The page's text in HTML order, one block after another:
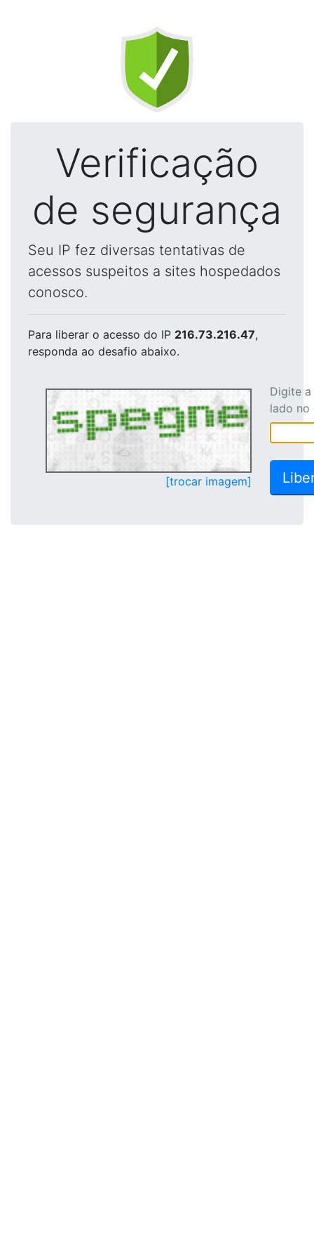
Verificação
de segurança
Seu IP fez diversas tentativas de
acessos suspeitos a sites hospedados
conosco.
Para liberar o acesso do IP 216.73.216.47,
responda ao desafio abaixo.
[trocar imagem]
Digite
lado no